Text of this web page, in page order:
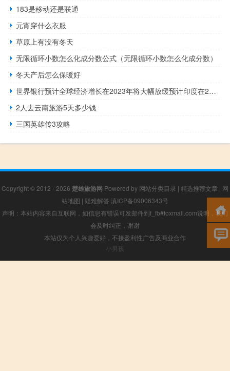
183是移动还是联通
元宵穿什么衣服
草原上有没有冬天
无限循环小数怎么化成分数公式（无限循环小数怎么化成分数）
冬天产后怎么保暖好
世界银行预计全球经济增长在2023年将大幅放缓预计印度在2023/2024财年的增长将放缓至6.3%
2人去云南旅游5天多少钱
三国英雄传3攻略
Copyright © 2012 - 2026 楚雄旅游网 Powered by 网站分类目录 | 精选推荐文章 | 网
站地图 | 疑难解答 滇ICP备09006343号
声明：本站内容来自互联网，如信息有错误可发邮件到f_fb#foxmail.com说明，我们
会及时纠正，谢谢
本站仅为个人兴趣爱好，不接盈利性广告及商业合作
小男孩